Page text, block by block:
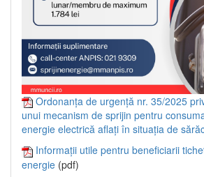
Ordonanța de urgență nr. 35/2025
unui mecanism de sprijin pentru
energie electrică aflați în situația de
Informații utile pentru beneficiarii
energie (pdf)